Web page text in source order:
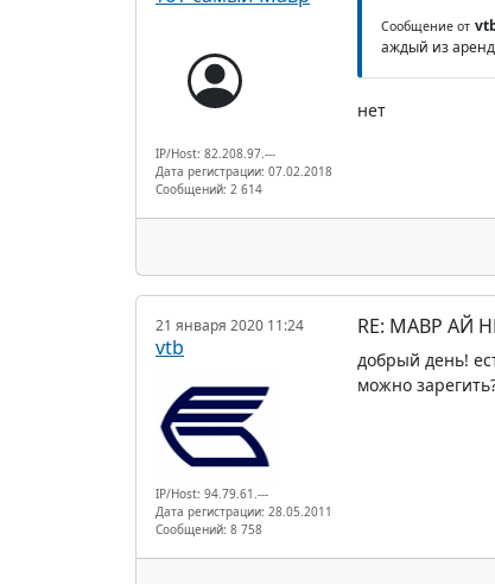
IP/Host: 82.208.97.---
Дата регистрации: 07.02.2018
Сообщений: 2 614
Сообщение от
аждый из
нет
21 января 2020 11:24
vtb
IP/Host: 94.79.61.---
Дата регистрации: 28.05.2011
Сообщений: 8 758
RE: МАВР АЙ
добрый день!
можно